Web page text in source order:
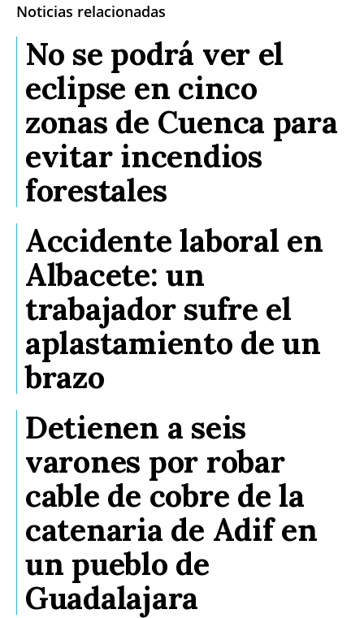
Noticias relacionadas
No se podrá ver el
eclipse en cinco
zonas de Cuenca para
evitar incendios
forestales
Accidente laboral en
Albacete: un
trabajador sufre el
aplastamiento de un
brazo
Detienen a seis
varones por robar
cable de cobre de la
catenaria de Adif en
un pueblo de
Guadalajara